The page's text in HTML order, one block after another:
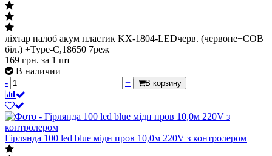
ліхтар налоб акум пластик KX-1804-LEDчерв. (червоне+СОВ
біл.) +Type-C,18650 7реж
169 грн. за 1 шт
В наличии
-
+ В корзину
Гірлянда 100 led blue мідн пров 10,0м 220V з контролером